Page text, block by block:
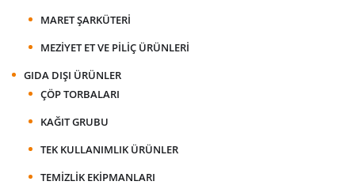
MARET ŞARKÜTERI
MEZIYET ET VE PILIÇ ÜRÜNLERI
GIDA DIŞI ÜRÜNLER
ÇÖP TORBALARI
KAĞIT GRUBU
TEK KULLANIMLIK ÜRÜNLER
TEMIZLIK EKIPMANLARI